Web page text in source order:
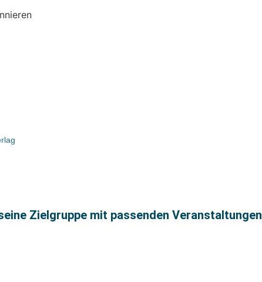
Zielgruppe mit passenden Veranstaltungen